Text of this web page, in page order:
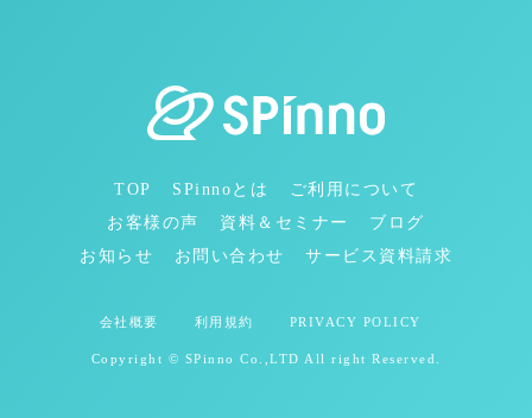
TOP SPinnoとは
ご利用について
お客様の声
資料＆セミナー
ブログ
お知らせ
お問い合わせ サービス資料請求
会社概要 利用規約 PRIVACY POLICY
Copyright © SPinno Co.,LTD All right Reserved.